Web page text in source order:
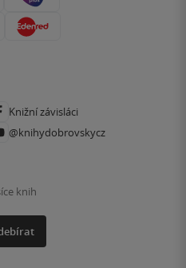
Knižní závisláci
@knihydobrovskycz
knih